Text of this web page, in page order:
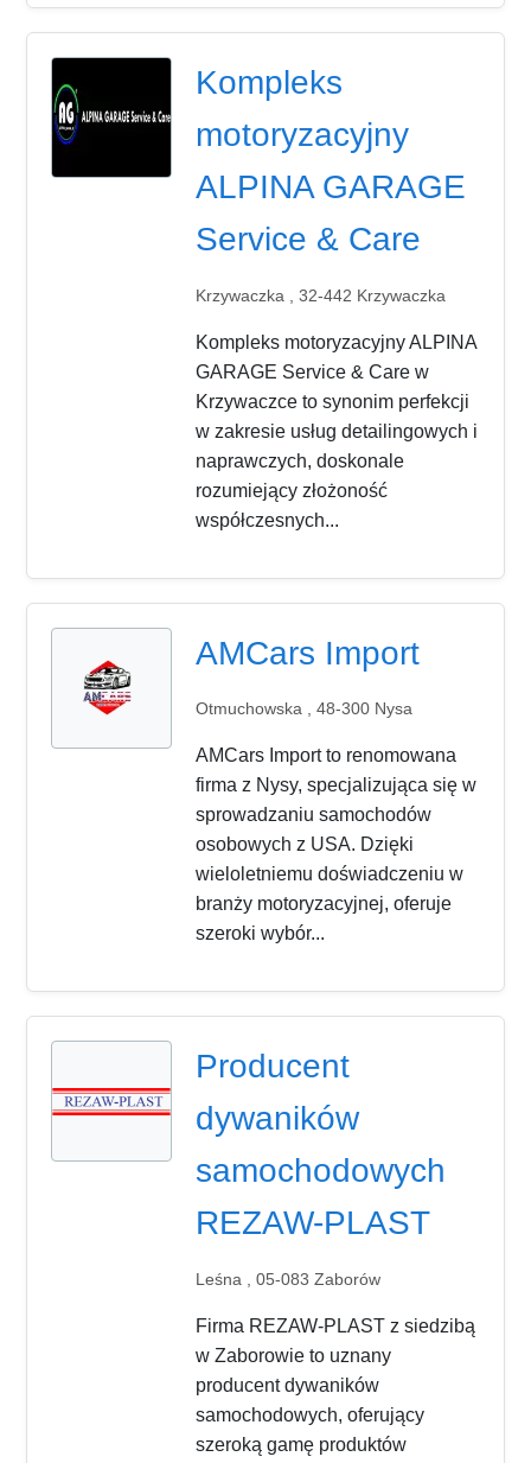
Kompleks
motoryzacyjny
ALPINA GARAGE
Service & Care
Krzywaczka , 32-442 Krzywaczka
Kompleks motoryzacyjny ALPINA
GARAGE Service & Care w
Krzywaczce to synonim perfekcji
w zakresie usług detailingowych i
naprawczych, doskonale
rozumiejący złożoność
współczesnych...
AMCars Import
Otmuchowska , 48-300 Nysa
AMCars Import to renomowana
firma z Nysy, specjalizująca się w
sprowadzaniu samochodów
osobowych z USA. Dzięki
wieloletniemu doświadczeniu w
branży motoryzacyjnej, oferuje
szeroki wybór...
Producent
dywaników
samochodowych
REZAW-PLAST
Leśna , 05-083 Zaborów
Firma REZAW-PLAST z siedzibą
w Zaborowie to uznany
producent dywaników
samochodowych, oferujący
szeroką gamę produktów